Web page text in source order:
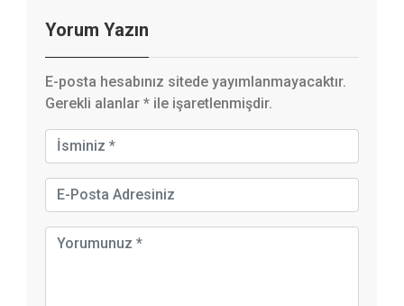
Yorum Yazın
E-posta hesabınız sitede yayımlanmayacaktır.
Gerekli alanlar * ile işaretlenmişdir.